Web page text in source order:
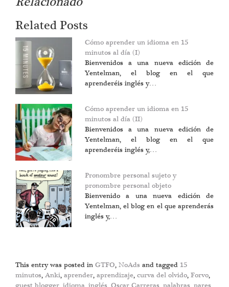
Related Posts
Cómo aprender un idioma en 15
minutos al día (I)
Bienvenidos a una nueva edición de
Yentelman, el blog en el que
aprenderéis inglés y…
Cómo aprender un idioma en 15
minutos al día (II)
Bienvenidos a una nueva edición de
Yentelman, el blog en el que
aprenderéis inglés y,…
Pronombre personal sujeto y
pronombre personal objeto
Bienvenido a una nueva edición de
Yentelman, el blog en el que aprenderás
inglés y,…
This entry was posted in GTFO, NoAds and tagged 15
minutos, Anki, aprender, aprendizaje, curva del olvido, Forvo,